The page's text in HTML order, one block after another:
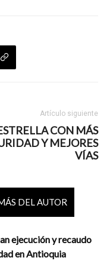
Artículo siguiente
CON MÁS
Y MEJORES
VÍAS
DEL AUTOR
ejecución y recaudo
en Antioquia